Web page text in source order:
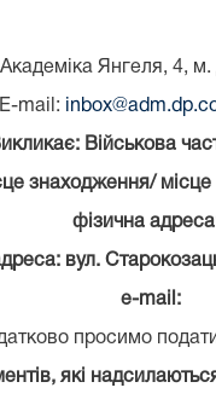
Янгеля, 4,
E-mail:
Військова
знаходження/
фізична
вул.
e-mail:
просимо подати
які